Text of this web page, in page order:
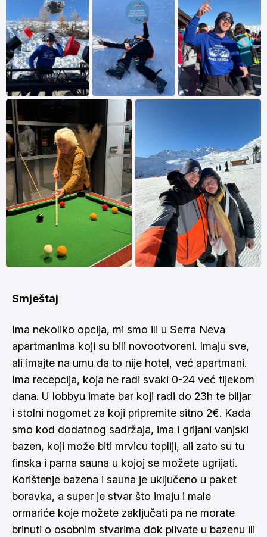
Smještaj
Ima nekoliko opcija, mi smo ili u Serra Neva
apartmanima koji su bili novootvoreni. Imaju sve,
ali imajte na umu da to nije hotel, već apartmani.
Ima recepcija, koja ne radi svaki 0-24 već tijekom
dana. U lobbyu imate bar koji radi do 23h te biljar
i stolni nogomet za koji pripremite sitno 2€. Kada
smo kod dodatnog sadržaja, ima i grijani vanjski
bazen, koji može biti mrvicu topliji, ali zato su tu
finska i parna sauna u kojoj se možete ugrijati.
Korištenje bazena i sauna je uključeno u paket
boravka, a super je stvar što imaju i male
ormariće koje možete zaključati pa ne morate
brinuti o osobnim stvarima dok plivate u bazenu ili